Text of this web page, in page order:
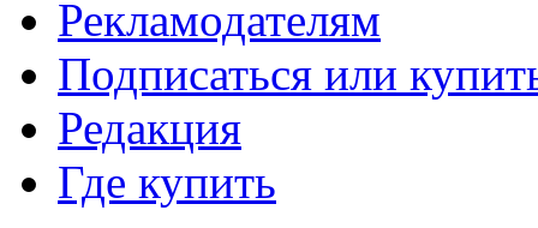
Рекламодателям
Подписаться или
Редакция
Где купить